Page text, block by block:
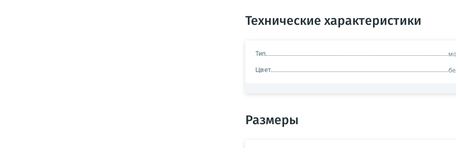
Технические характеристики
Тип
Цвет
Размеры